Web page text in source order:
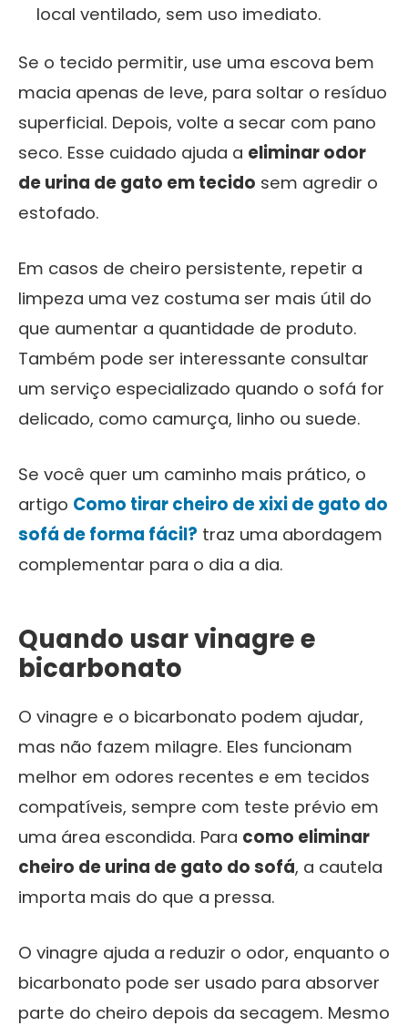
local ventilado, sem uso imediato.
Se o tecido permitir, use uma escova bem
macia apenas de leve, para soltar o resíduo
superficial. Depois, volte a secar com pano
seco. Esse cuidado ajuda a eliminar odor
de urina de gato em tecido sem agredir o
estofado.
Em casos de cheiro persistente, repetir a
limpeza uma vez costuma ser mais útil do
que aumentar a quantidade de produto.
Também pode ser interessante consultar
um serviço especializado quando o sofá for
delicado, como camurça, linho ou suede.
Se você quer um caminho mais prático, o
artigo Como tirar cheiro de xixi de gato do
sofá de forma fácil? traz uma abordagem
complementar para o dia a dia.
Quando usar vinagre e
bicarbonato
O vinagre e o bicarbonato podem ajudar,
mas não fazem milagre. Eles funcionam
melhor em odores recentes e em tecidos
compatíveis, sempre com teste prévio em
uma área escondida. Para como eliminar
cheiro de urina de gato do sofá, a cautela
importa mais do que a pressa.
O vinagre ajuda a reduzir o odor, enquanto o
bicarbonato pode ser usado para absorver
parte do cheiro depois da secagem. Mesmo